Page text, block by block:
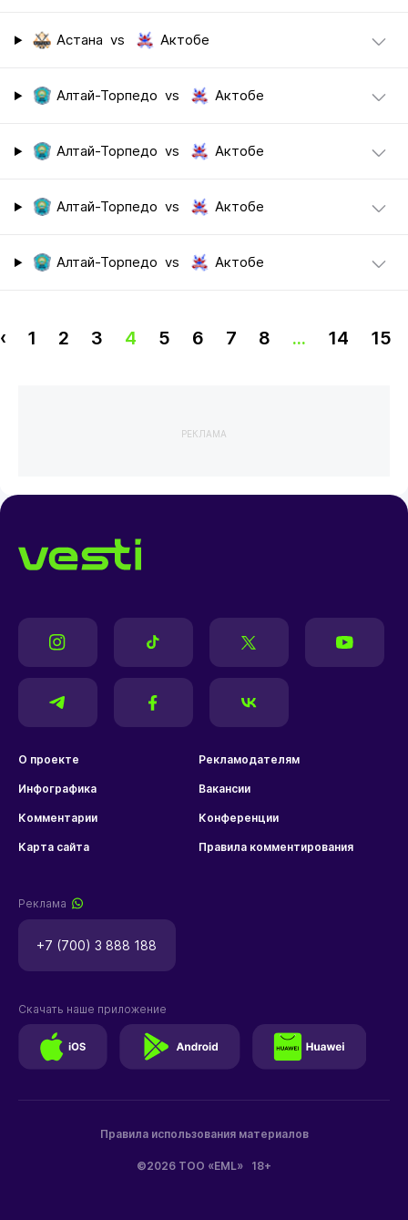
Астана vs Актобе
Алтай-Торпедо vs Актобе
Алтай-Торпедо vs Актобе
Алтай-Торпедо vs Актобе
Алтай-Торпедо vs Актобе
‹ 1 2 3 4 5 6 7 8 ... 14 15
РЕКЛАМА
О проекте Рекламодателям
Инфографика Вакансии
Комментарии Конференции
Карта сайта Правила комментирования
Реклама
+7 (700) 3 888 188
©2026 ТОО «EML» 18+
Правила использования материалов
Скачать наше приложение